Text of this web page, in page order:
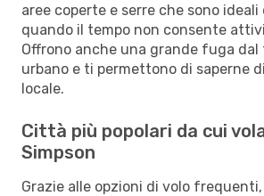
aree coperte e serre che sono
quando il tempo non consente
Offrono anche una grande fuga
urbano e ti permettono di saperne
locale.
Città più popolari da cui
Simpson
Grazie alle opzioni di volo